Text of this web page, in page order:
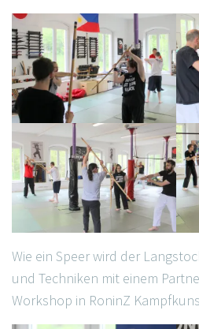
Wie ein Speer wird der
und Techniken mit einem
Workshop in RoninZ